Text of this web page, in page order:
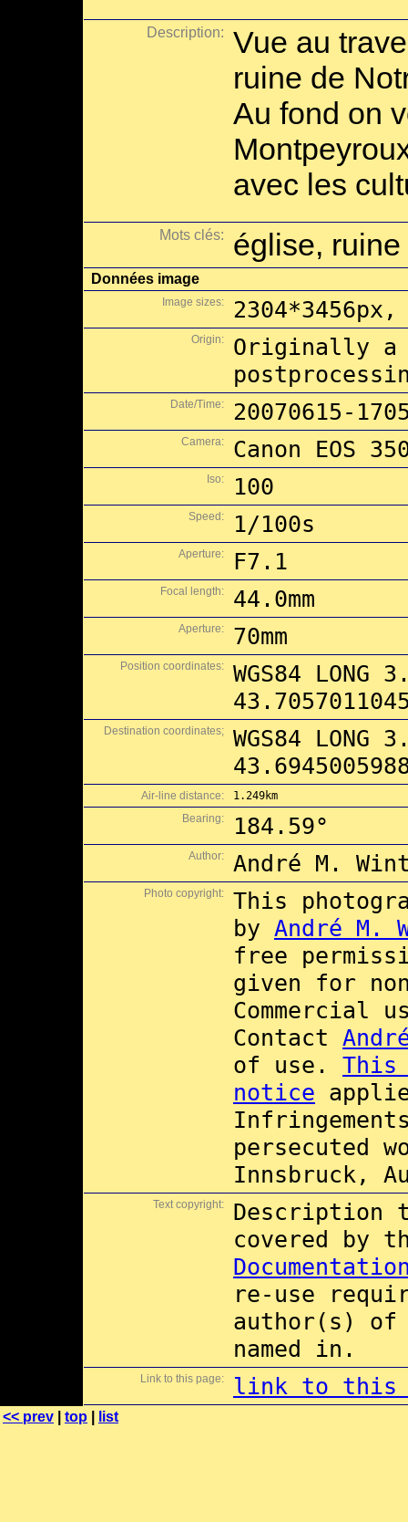
Description:
Vue au
ruine de
Au fond on
avec les
Mots clés: église, ruine
Données image
Image sizes: 2304*3456px,
Origin:
Originally a
Date/Time: 20070615-
Camera: Canon EOS
Iso: 100
Speed: 1/100s
Aperture: F7.1
Focal length: 44.0mm
Aperture: 70mm
Position coordinates:
WGS84 LONG
Destination coordinates;
WGS84 LONG
Air-line distance:
1.249km
Bearing:
184.59°
Author: André M.
Photo copyright:
This
by André M.
free
given for
Commercial
Contact
of use. This
notice
persecuted
Innsbruck,
Text copyright:
Description
covered by
re-use
author(s) of
named in.
Link to this page: link to this
<< prev top list